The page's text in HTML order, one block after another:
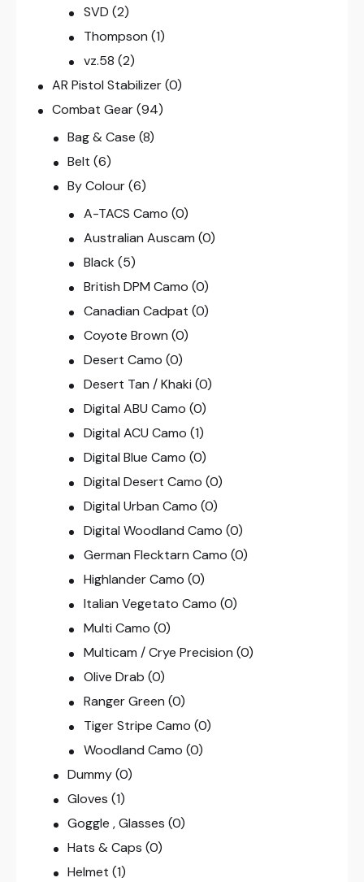
SVD (2)
Thompson (1)
vz.58 (2)
AR Pistol Stabilizer(0)
Combat Gear(94)
Bag & Case (8)
Belt (6)
By Colour (6)
A-TACS Camo (0)
Australian Auscam (0)
Black (5)
British DPM Camo (0)
Canadian Cadpat (0)
Coyote Brown (0)
Desert Camo (0)
Desert Tan / Khaki (0)
Digital ABU Camo (0)
Digital ACU Camo (1)
Digital Blue Camo (0)
Digital Desert Camo (0)
Digital Urban Camo (0)
Digital Woodland Camo (0)
German Flecktarn Camo (0)
Highlander Camo (0)
Italian Vegetato Camo (0)
Multi Camo (0)
Multicam / Crye Precision (0)
Olive Drab (0)
Ranger Green (0)
Tiger Stripe Camo (0)
Woodland Camo (0)
Dummy (0)
Gloves (1)
Goggle , Glasses (0)
Hats & Caps (0)
Helmet (1)